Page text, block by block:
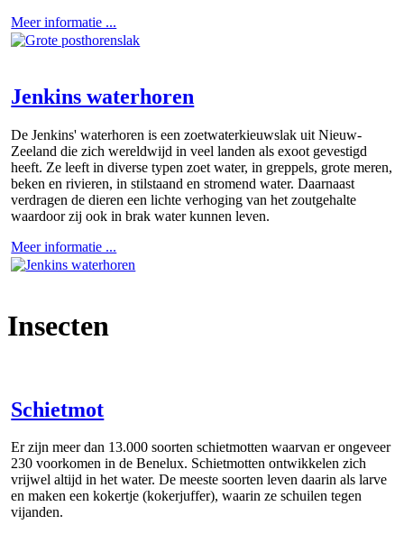
Meer informatie ...
Jenkins waterhoren
De Jenkins' waterhoren is een zoetwaterkieuwslak uit Nieuw-
Zeeland die zich wereldwijd in veel landen als exoot gevestigd
heeft. Ze leeft in diverse typen zoet water, in greppels, grote meren,
beken en rivieren, in stilstaand en stromend water. Daarnaast
verdragen de dieren een lichte verhoging van het zoutgehalte
waardoor zij ook in brak water kunnen leven.
Meer informatie ...
Insecten
Schietmot
Er zijn meer dan 13.000 soorten schietmotten waarvan er ongeveer
230 voorkomen in de Benelux. Schietmotten ontwikkelen zich
vrijwel altijd in het water. De meeste soorten leven daarin als larve
en maken een kokertje (kokerjuffer), waarin ze schuilen tegen
vijanden.